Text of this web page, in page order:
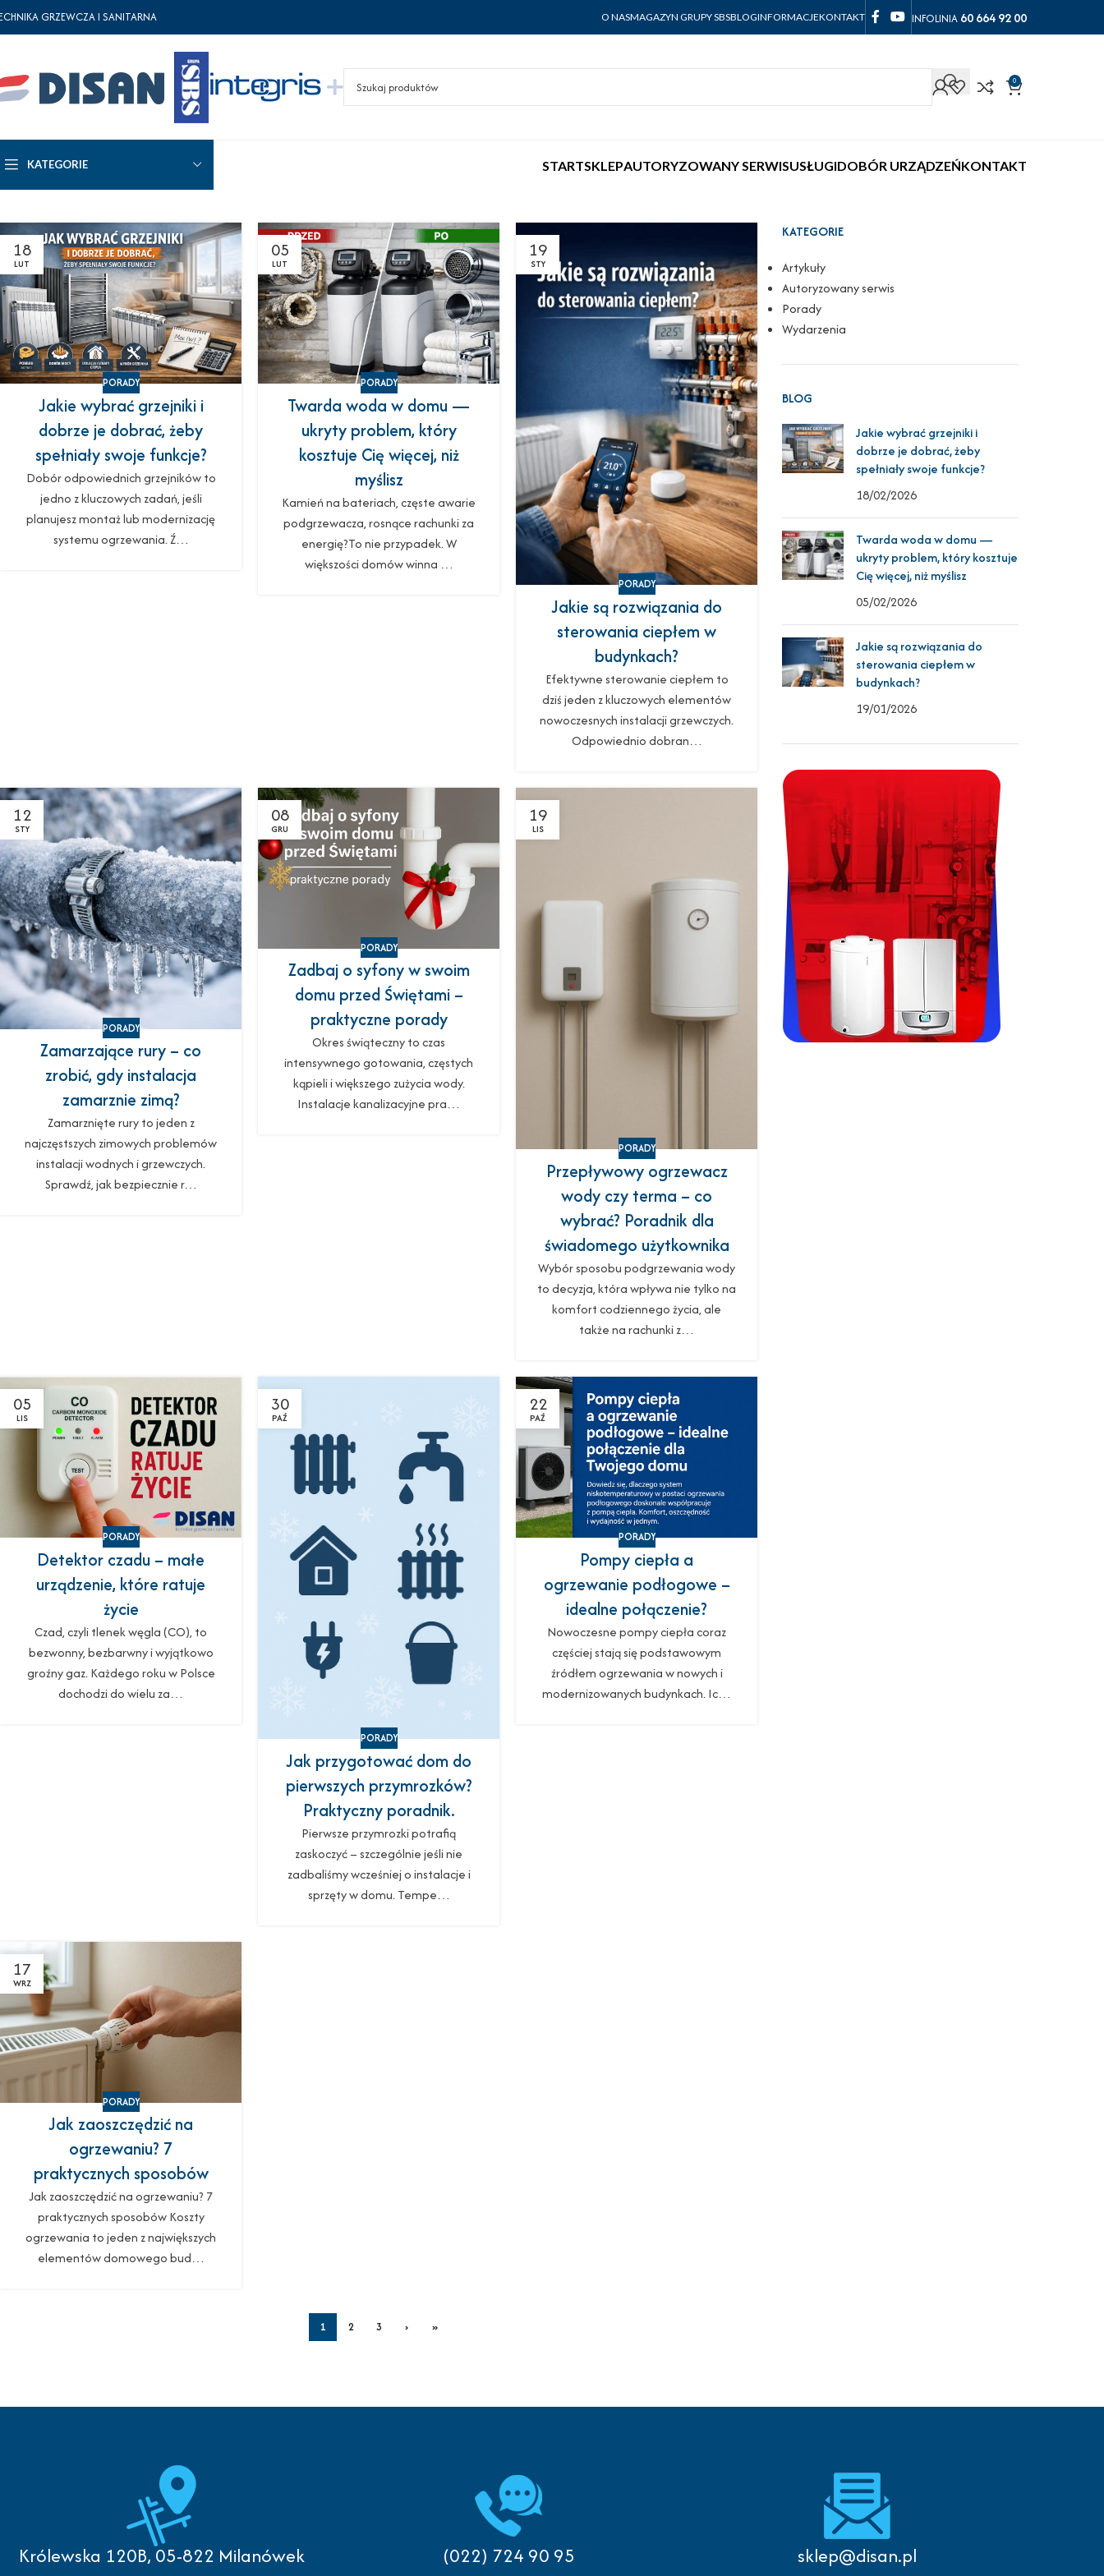
GRZEWCZA I SANITARNA O NASMAGAZYN GRUPY SBSBLOGINFORMACJEKONTAKT INFOLINIA 60 664 92 00
0
KATEGORIE STARTSKLEPAUTORYZOWANY SERWISUSŁUGIDOBÓR URZĄDZEŃKONTAKT
18
LUT
PORADY
Jakie wybrać grzejniki i
dobrze je dobrać, żeby
spełniały swoje funkcje?
Dobór odpowiednich grzejników to
jedno z kluczowych zadań, jeśli
planujesz montaż lub modernizację
systemu ogrzewania. Ź…
05
LUT
PORADY
Twarda woda w domu —
ukryty problem, który
kosztuje Cię więcej, niż
myślisz
Kamień na bateriach, częste awarie
podgrzewacza, rosnące rachunki za
energię?To nie przypadek. W
większości domów winna …
19
STY
PORADY
Jakie są rozwiązania do
sterowania ciepłem w
budynkach?
Efektywne sterowanie ciepłem to
dziś jeden z kluczowych elementów
nowoczesnych instalacji grzewczych.
Odpowiednio dobran…
12
STY
PORADY
Zamarzające rury – co
zrobić, gdy instalacja
zamarznie zimą?
Zamarznięte rury to jeden z
najczęstszych zimowych problemów
instalacji wodnych i grzewczych.
Sprawdź, jak bezpiecznie r…
08
GRU
PORADY
Zadbaj o syfony w swoim
domu przed Świętami –
praktyczne porady
Okres świąteczny to czas
intensywnego gotowania, częstych
kąpieli i większego zużycia wody.
Instalacje kanalizacyjne pra…
19
LIS
PORADY
Przepływowy ogrzewacz
wody czy terma – co
wybrać? Poradnik dla
świadomego użytkownika
Wybór sposobu podgrzewania wody
to decyzja, która wpływa nie tylko na
komfort codziennego życia, ale
także na rachunki z…
05
LIS
PORADY
Detektor czadu – małe
urządzenie, które ratuje
życie
Czad, czyli tlenek węgla (CO), to
bezwonny, bezbarwny i wyjątkowo
groźny gaz. Każdego roku w Polsce
dochodzi do wielu za…
30
PAŹ
PORADY
Jak przygotować dom do
pierwszych przymrozków?
Praktyczny poradnik.
Pierwsze przymrozki potrafią
zaskoczyć – szczególnie jeśli nie
zadbaliśmy wcześniej o instalacje i
sprzęty w domu. Tempe…
22
PAŹ
PORADY
Pompy ciepła a
ogrzewanie podłogowe –
idealne połączenie?
Nowoczesne pompy ciepła coraz
częściej stają się podstawowym
źródłem ogrzewania w nowych i
modernizowanych budynkach. Ic…
17
WRZ
PORADY
Jak zaoszczędzić na
ogrzewaniu? 7
praktycznych sposobów
Jak zaoszczędzić na ogrzewaniu? 7
praktycznych sposobów Koszty
ogrzewania to jeden z największych
elementów domowego bud…
1 2 3 › »
KATEGORIE
Artykuły
Autoryzowany serwis
Porady
Wydarzenia
BLOG
Jakie wybrać grzejniki i
dobrze je dobrać, żeby
spełniały swoje funkcje?
18/02/2026
Twarda woda w domu —
ukryty problem, który kosztuje
Cię więcej, niż myślisz
05/02/2026
Jakie są rozwiązania do
sterowania ciepłem w
budynkach?
19/01/2026
Królewska 120B, 05-822 Milanówek (022) 724 90 95 sklep@disan.pl